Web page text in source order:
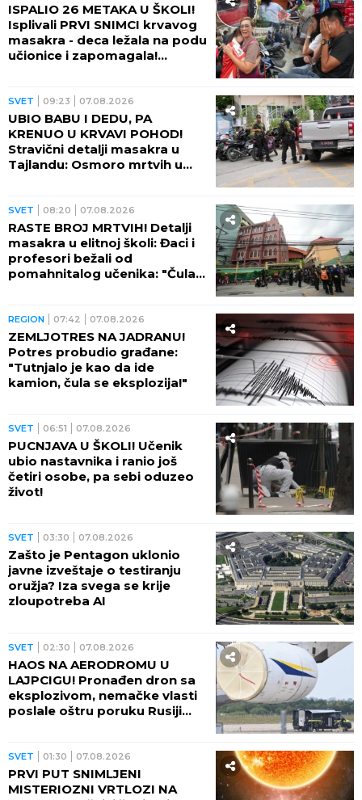
ISPALIO 26 METAKA U ŠKOLI!
Isplivali PRVI SNIMCI krvavog
masakra - deca ležala na podu
učionice i zapomagala!
SVET 09:23 07.08.2026
UBIO BABU I DEDU, PA
KRENUO U KRVAVI POHOD!
Stravični detalji masakra u
Tajlandu: Osmoro mrtvih u
SVET 08:20 07.08.2026
RASTE BROJ MRTVIH! Detalji
masakra u elitnoj školi: Đaci i
profesori bežali od
pomahnitalog učenika: "Čula
REGION 07:42 07.08.2026
ZEMLJOTRES NA JADRANU!
Potres probudio građane:
"Tutnjalo je kao da ide
kamion, čula se eksplozija!"
SVET 06:51 07.08.2026
PUCNJAVA U ŠKOLI! Učenik
ubio nastavnika i ranio još
četiri osobe, pa sebi oduzeo
život!
SVET 03:30 07.08.2026
Zašto je Pentagon uklonio
javne izveštaje o testiranju
oružja? Iza svega se krije
zloupotreba AI
SVET 02:30 07.08.2026
HAOS NA AERODROMU U
LAJPCIGU! Pronađen dron sa
eksplozivom, nemačke vlasti
poslale oštru poruku Rusiji
SVET 01:30 07.08.2026
PRVI PUT SNIMLJENI
MISTERIOZNI VRTLOZI NA